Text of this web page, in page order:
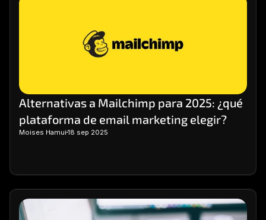
Alternativas a Mailchimp para 2025: ¿qué
plataforma de email marketing elegir?
Moises Hamui 18 sep 2025